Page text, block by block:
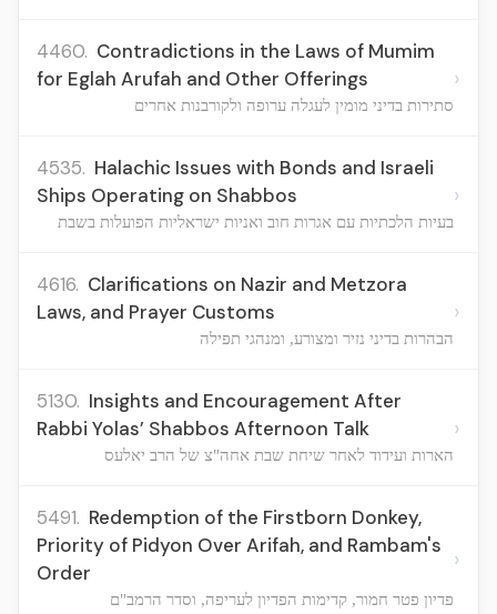
4460. Contradictions in the Laws of Mumim
for Eglah Arufah and Other Offerings
סתירות בדיני מומין לעגלה ערופה ולקורבנות אחרים
›
4535. Halachic Issues with Bonds and Israeli
Ships Operating on Shabbos
בעיות הלכתיות עם אגרות חוב ואניות ישראליות הפועלות בשבת
›
4616. Clarifications on Nazir and Metzora
Laws, and Prayer Customs
הבהרות בדיני נזיר ומצורע, ומנהגי תפילה
›
5130. Insights and Encouragement After
Rabbi Yolas’ Shabbos Afternoon Talk
הארות ועידוד לאחר שיחת שבת אחה"צ של הרב יאלעס
›
5491. Redemption of the Firstborn Donkey,
Priority of Pidyon Over Arifah, and Rambam's
Order
פדיון פטר חמור, קדימות הפדיון לעריפה, וסדר הרמב"ם
›